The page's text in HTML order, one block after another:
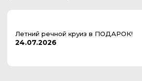
Летний речной круиз в ПОДАРОК!
24.07.2026